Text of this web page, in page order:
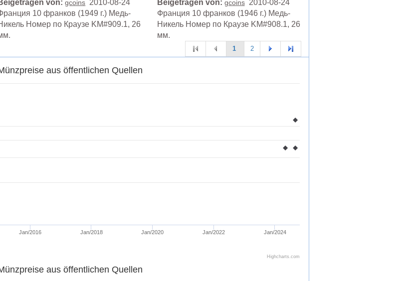
von: gcoins 2010-08-24
10 франков (1949 г.) Медь-
Номер по Краузе KM#909.1, 26
Beigetragen von: gcoins2010-08-24
Франция 10 франков (1946 г.) Медь-
Никель Номер по Краузе KM#908.1, 26
мм.
1 2